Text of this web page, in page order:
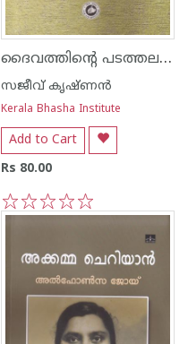
ദൈവത്തിന്റെ പടത്തലവന്‍
സജീവ് കൃഷ്ണന്‍
Kerala Bhasha Institute
Add to Cart
Rs 80.00
5
4
3
2
1